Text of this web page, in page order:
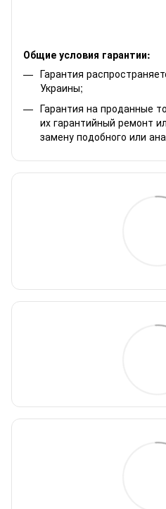
Общие условия гарантии:
Гарантия
Украины;
Гарантия на проданные
их гарантийный ремонт
замену подобного или